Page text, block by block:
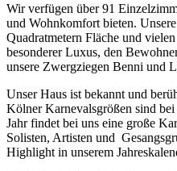
Wir verfügen über 91
und Wohnkomfort bieten.
Quadratmetern Fläche und
besonderer Luxus, den
unsere Zwergziegen Benni und
Unser Haus ist bekannt und
Kölner Karnevalsgrößen sind
Jahr findet bei uns eine große
Solisten, Artisten und
Highlight in unserem